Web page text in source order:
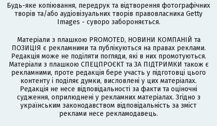
Будь-яке копіювання, передрук та відтворення фотографічних
творів та/або аудіовізуальних творів правовласника Getty
Images - суворо забороняється.
Матеріали з плашкою PROMOTED, НОВИНИ КОМПАНІЙ та
ПОЗИЦІЯ є рекламними та публікуються на правах реклами.
Редакція може не поділяти погляди, які в них промотуються.
Матеріали з плашкою СПЕЦПРОЄКТ та ЗА ПІДТРИМКИ також є
рекламними, проте редакція бере участь у підготовці цього
контенту і поділяє думки, висловлені у цих матеріалах.
Редакція не несе відповідальності за факти та оціночні
судження, оприлюднені у рекламних матеріалах. Згідно з
українським законодавством відповідальність за зміст
реклами несе рекламодавець.